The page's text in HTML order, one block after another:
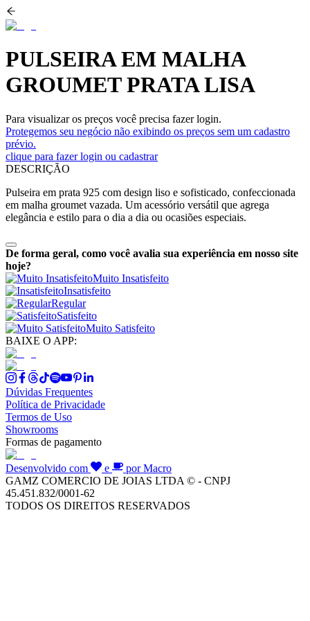
PULSEIRA EM MALHA
GROUMET PRATA LISA
Para visualizar os preços você precisa fazer login.
Protegemos seu negócio não exibindo os preços sem um cadastro
prévio.
clique para fazer login ou cadastrar
DESCRIÇÃO
Pulseira em prata 925 com design liso e sofisticado, confeccionada
em malha groumet vazada. Um acessório versátil que agrega
elegância e estilo para o dia a dia ou ocasiões especiais.
De forma geral, como você avalia sua experiência em nosso site
hoje?
Muito Insatisfeito
Insatisfeito
Regular
Satisfeito
Muito Satisfeito
BAIXE O APP:
Dúvidas Frequentes
Política de Privacidade
Termos de Uso
Showrooms
Formas de pagamento
Desenvolvido com e
por Macro
GAMZ COMERCIO DE JOIAS LTDA © - CNPJ
45.451.832/0001-62
TODOS OS DIREITOS RESERVADOS